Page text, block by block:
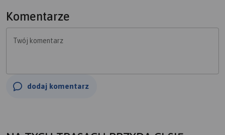
Komentarze
Twój komentarz
dodaj komentarz